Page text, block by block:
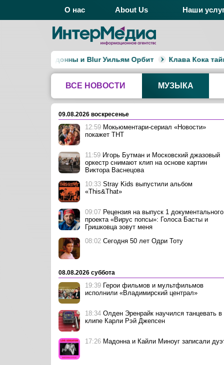
О нас About Us Наши
Мадонны и Blur Уильям Орбит Клава Кока тайно
ВСЕ НОВОСТИ МУЗЫКА
09.08.2026 воскресенье
12:59 Мокьюментари-сериал «Новости»
покажет ТНТ
11:59 Игорь Бутман и Московский джазовый
оркестр снимают клип на основе картин
Виктора Васнецова
10:33 Stray Kids выпустили альбом
«This&That»
09:07 Рецензия на выпуск 1 документального
проекта «Вирус попсы»: Голоса Басты и
Гришковца зовут меня
08:02 Сегодня 50 лет Одри Тоту
08.08.2026 суббота
19:39 Герои фильмов и мультфильмов
исполнили «Владимирский централ»
18:34 Олден Эренрайк научился танцевать в
клипе Карли Рэй Джепсен
17:26 Мадонна и Кайли Миноуг записали